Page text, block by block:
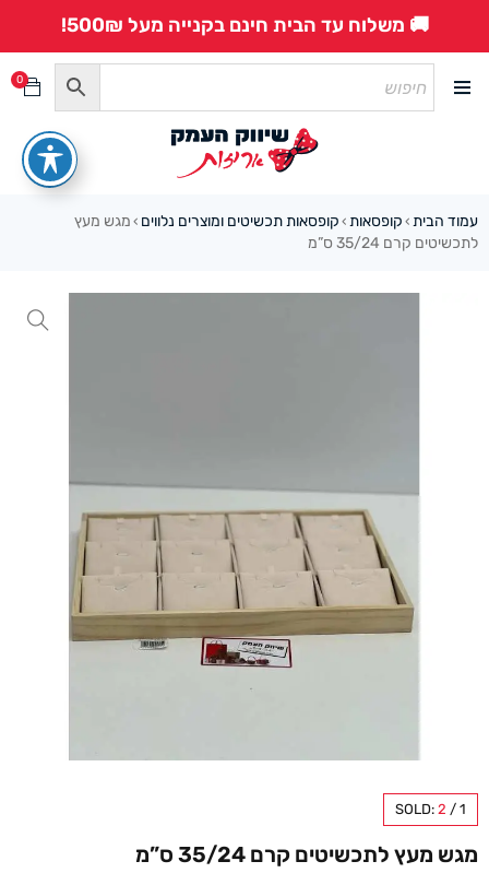
🚚 משלוח עד הבית חינם בקנייה מעל 500₪!
0
עמוד הבית › קופסאות › קופסאות תכשיטים ומוצרים נלווים › מגש מעץ
לתכשיטים קרם 35/24 ס”מ
SOLD: 2 / 1
מגש מעץ לתכשיטים קרם 35/24 ס”מ